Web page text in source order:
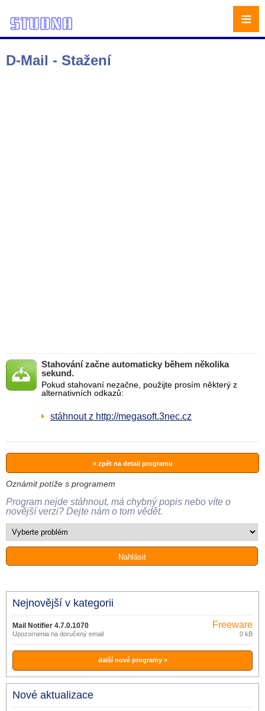
D-Mail - Stažení
Stahování začne automaticky během několika
sekund.
Pokud stahovaní nezačne, použijte prosím některý z
alternativních odkazů:
stáhnout z http://megasoft.3nec.cz
» zpět na detail programu
Oznámit potíže s programem
Program nejde stáhnout, má chybný popis nebo víte o
novější verzi? Dejte nám o tom vědět.
Nejnovější v kategorii
Mail Notifier 4.7.0.1070
Upozornenia na doručený email
Freeware
0 kB
další nové programy »
Nové aktualizace
≡